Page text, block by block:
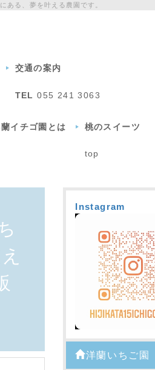
ある、夢を叶える農園です。
交通の案内
TEL 055 241 3063
イチゴ園とは 桃のスイーツ
top
Instagram
洋蘭いちご園